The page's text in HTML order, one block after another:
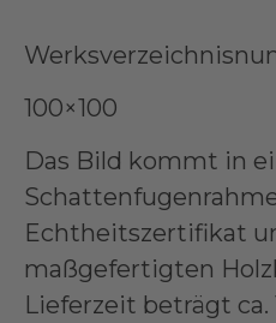
100×100
Das Bild kommt in
Echtheitszertifikat
maßgefertigten
Lieferzeit beträgt ca.